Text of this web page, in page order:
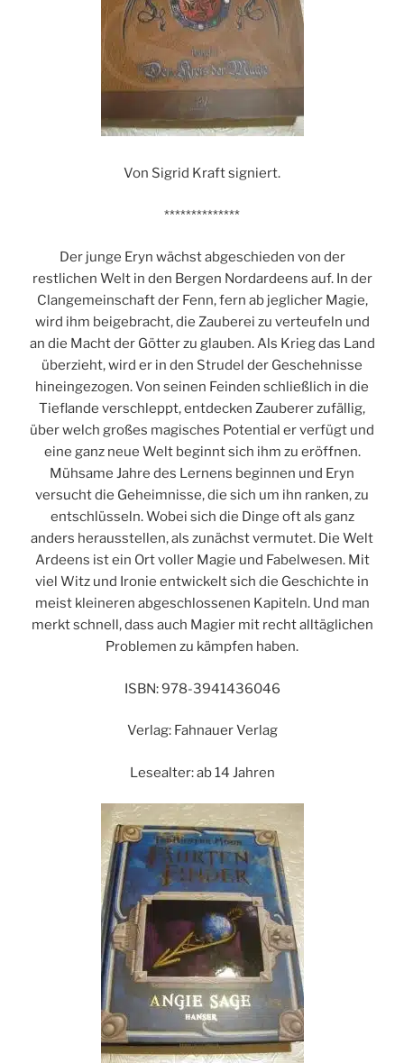
Von Sigrid Kraft signiert.
**************
Der junge Eryn wächst abgeschieden von der
restlichen Welt in den Bergen Nordardeens auf. In der
Clangemeinschaft der Fenn, fern ab jeglicher Magie,
wird ihm beigebracht, die Zauberei zu verteufeln und
an die Macht der Götter zu glauben. Als Krieg das Land
überzieht, wird er in den Strudel der Geschehnisse
hineingezogen. Von seinen Feinden schließlich in die
Tieflande verschleppt, entdecken Zauberer zufällig,
über welch großes magisches Potential er verfügt und
eine ganz neue Welt beginnt sich ihm zu eröffnen.
Mühsame Jahre des Lernens beginnen und Eryn
versucht die Geheimnisse, die sich um ihn ranken, zu
entschlüsseln. Wobei sich die Dinge oft als ganz
anders herausstellen, als zunächst vermutet. Die Welt
Ardeens ist ein Ort voller Magie und Fabelwesen. Mit
viel Witz und Ironie entwickelt sich die Geschichte in
meist kleineren abgeschlossenen Kapiteln. Und man
merkt schnell, dass auch Magier mit recht alltäglichen
Problemen zu kämpfen haben.
ISBN: 978-3941436046
Verlag: Fahnauer Verlag
Lesealter: ab 14 Jahren